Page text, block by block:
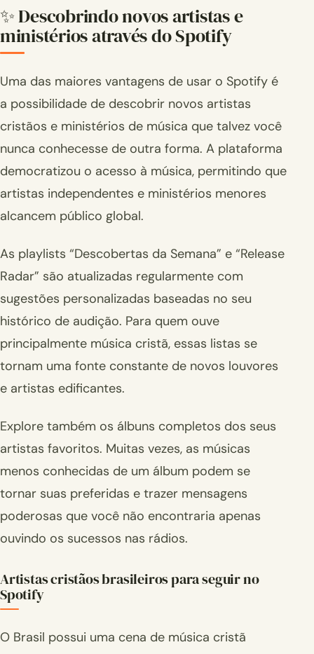
✨ Descobrindo novos artistas e
ministérios através do Spotify
Uma das maiores vantagens de usar o Spotify é
a possibilidade de descobrir novos artistas
cristãos e ministérios de música que talvez você
nunca conhecesse de outra forma. A plataforma
democratizou o acesso à música, permitindo que
artistas independentes e ministérios menores
alcancem público global.
As playlists “Descobertas da Semana” e “Release
Radar” são atualizadas regularmente com
sugestões personalizadas baseadas no seu
histórico de audição. Para quem ouve
principalmente música cristã, essas listas se
tornam uma fonte constante de novos louvores
e artistas edificantes.
Explore também os álbuns completos dos seus
artistas favoritos. Muitas vezes, as músicas
menos conhecidas de um álbum podem se
tornar suas preferidas e trazer mensagens
poderosas que você não encontraria apenas
ouvindo os sucessos nas rádios.
Artistas cristãos brasileiros para seguir no
Spotify
O Brasil possui uma cena de música cristã